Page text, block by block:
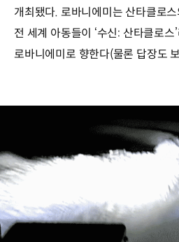
개최됐다. 로바니에미는 산타클로
전 세계 아동들이 ‘수신: 산타클로스
로바니에미로 향한다(물론 답장도